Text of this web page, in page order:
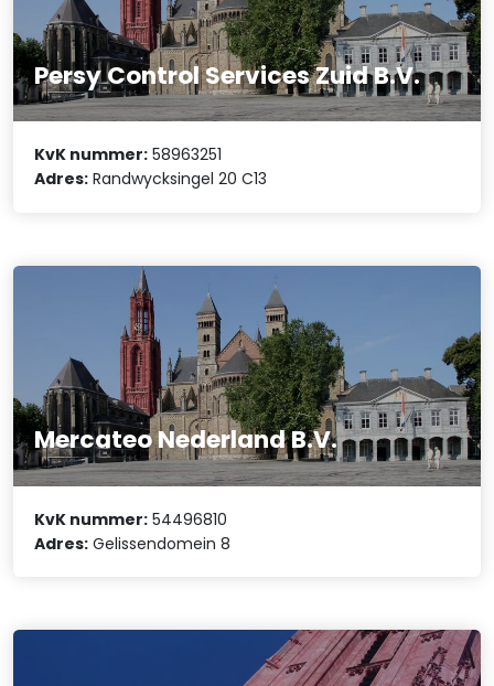
Persy Control Services Zuid B.V.
KvK nummer: 58963251
Adres: Randwycksingel 20 C13
Mercateo Nederland B.V.
KvK nummer: 54496810
Adres: Gelissendomein 8